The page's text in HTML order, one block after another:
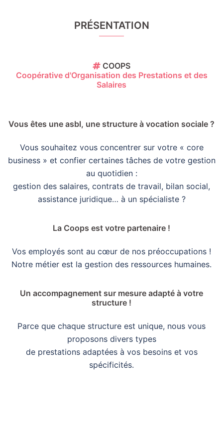
PRÉSENTATION
COOPS
Coopérative d'Organisation des Prestations et des
Salaires
Vous êtes une asbl, une structure à vocation sociale ?
Vous souhaitez vous concentrer sur votre « core
business » et confier certaines tâches de votre gestion
au quotidien :
gestion des salaires, contrats de travail, bilan social,
assistance juridique… à un spécialiste ?
La Coops est votre partenaire !
Vos employés sont au cœur de nos préoccupations !
Notre métier est la gestion des ressources humaines.
Un accompagnement sur mesure adapté à votre
structure !
Parce que chaque structure est unique, nous vous
proposons divers types
de prestations adaptées à vos besoins et vos
spécificités.